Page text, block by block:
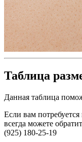
Таблица
Данная таблица
Если вам
всегда можете
(925) 180-25-19